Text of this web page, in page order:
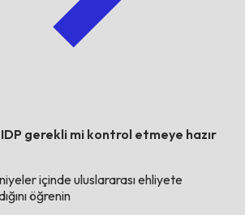
gerekli mi kontrol etmeye hazır
içinde uluslararası ehliyete
öğrenin